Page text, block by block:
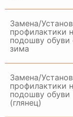
Замена/
профилактики
подошву обуви
зима
Замена/
профилактики
подошву обуви
(глянец)